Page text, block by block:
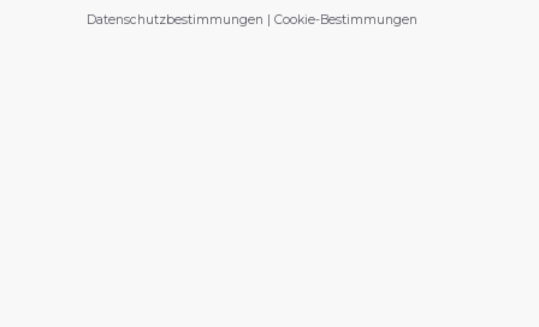
Datenschutzbestimmungen | Cookie-Bestimmungen